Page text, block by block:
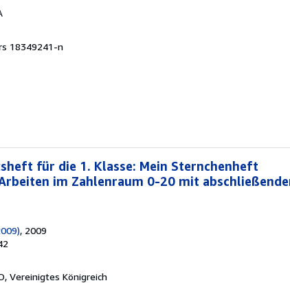
18349241-n
für die 1. Klasse: Mein Sternchenheft
im Zahlenraum 0-20 mit
, 2009
Vereinigtes Königreich